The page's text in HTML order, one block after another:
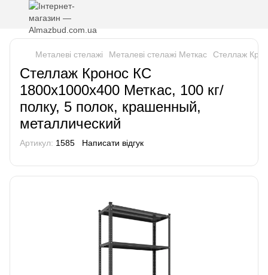
Металеві стелажі Металеві стелажі Меткас Стеллаж
Стеллаж Кронос КС
1800х1000х400 Меткас, 100 кг/
полку, 5 полок, крашенный,
металлический
Артикул: 1585 Написати відгук